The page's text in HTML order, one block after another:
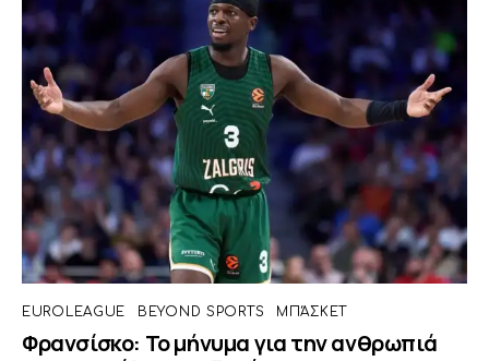
EUROLEAGUE BEYOND SPORTS ΜΠΆΣΚΕΤ
Φρανσίσκο: Το μήνυμα για την ανθρωπιά